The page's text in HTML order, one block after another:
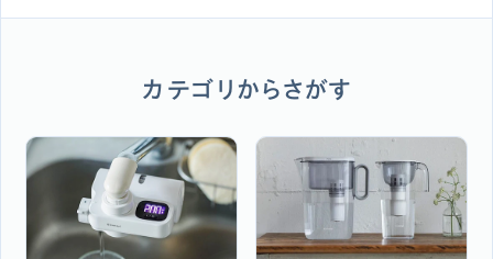
カテゴリからさがす